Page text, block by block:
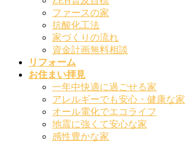
ファースの家
抗酸化工法
家づくりの流れ
資金計画無料相談
リフォーム
お住まい拝見
一年中快適に過ごせる家
アレルギーでも安心・健康な家
オール電化でエコライフ
地震に強くて安心な家
感性豊かな家